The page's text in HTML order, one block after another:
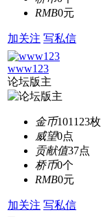
RMB0元
加关注 写私信
www123
论坛版主
金币101123枚
威望0点
贡献值37点
桥币0个
RMB0元
加关注 写私信